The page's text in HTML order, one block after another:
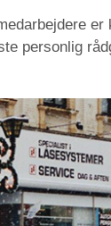
personlig